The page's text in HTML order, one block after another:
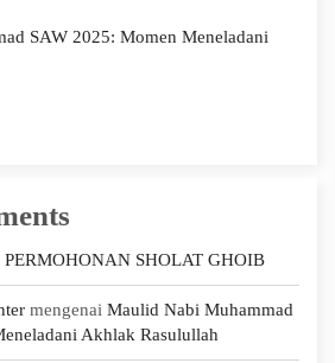
SAW 2025: Momen Meneladani
PERMOHONAN SHOLAT GHOIB
mengenai Maulid Nabi Muhammad
Akhlak Rasulullah